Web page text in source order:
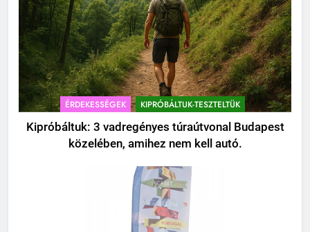
ÉRDEKESSÉGEK KIPRÓBÁLTUK-TESZTELTÜK
Kipróbáltuk: 3 vadregényes túraútvonal Budapest
közelében, amihez nem kell autó.